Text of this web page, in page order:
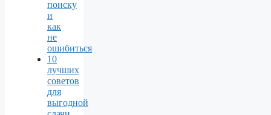
поиску
и
как
не
ошибиться
10
лучших
советов
для
выгодной